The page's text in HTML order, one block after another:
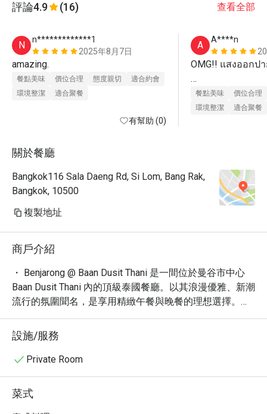
評論4.9 (16) 查看全部
N
n*************1
2025年8月7日
amazing.
餐點美味 價位合理 態度親切
適合約會
環境整潔
適合聚餐
有幫助 (0)
A
A****n
OMG!! แสงออกป
ไปอยู่ไหนมา ทำไ
Benjarong Baan
ขออวยยศให้เชฟ
อร่อยมา ณ ที่นี้ด้ว
รัชกาลที่ 6 ของต
เลือกมาจัดงานแ
ไม่ลงเนื่องจากขัด
function ถ้าไม่ติ
ทั้งคุณโอบอ้อม แ
餐點美味
價位合理
環境整潔
適合聚餐
關於餐廳
Bangkok116 Sala Daeng Rd, Si Lom, Bang Rak,
Bangkok, 10500
複製地址
商戶介紹
・ Benjarong @ Baan Dusit Thani 是一間位於曼谷市中心
Baan Dusit Thani 內的頂級泰國餐廳。以其浪漫優雅、新潮
流行的氛圍聞名，是享用精緻午餐與晚餐的理想選擇。廣
受 725 名顧客 4.5 顆星好評，提供有機餐點、精選雞尾酒
與葡萄酒，並以泰國蝦等招牌菜色深受喜愛，完美結合傳
統風味與現代創新。其位於沙拉登區的便利位置，讓您輕
鬆抵達這場頂級美食之旅。
即可享有最高 5 折的獨家優惠，輕鬆體驗這場頂級泰式美
饌饗宴。
設施/服務
Private Room
菜式